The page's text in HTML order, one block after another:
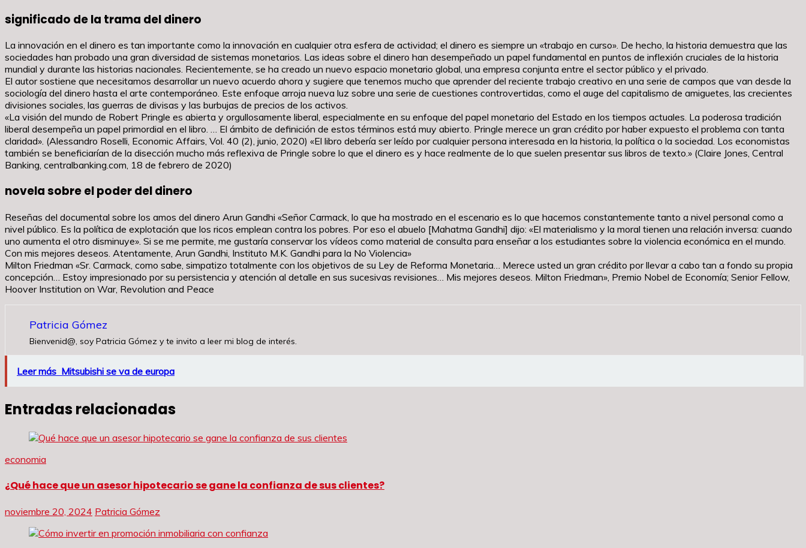
significado de la trama del dinero
La innovación en el dinero es tan importante como la innovación en cualquier otra esfera de actividad; el dinero es siempre un «trabajo en curso». De hecho, la historia demuestra que las
sociedades han probado una gran diversidad de sistemas monetarios. Las ideas sobre el dinero han desempeñado un papel fundamental en puntos de inflexión cruciales de la historia
mundial y durante las historias nacionales. Recientemente, se ha creado un nuevo espacio monetario global, una empresa conjunta entre el sector público y el privado.
El autor sostiene que necesitamos desarrollar un nuevo acuerdo ahora y sugiere que tenemos mucho que aprender del reciente trabajo creativo en una serie de campos que van desde la
sociología del dinero hasta el arte contemporáneo. Este enfoque arroja nueva luz sobre una serie de cuestiones controvertidas, como el auge del capitalismo de amiguetes, las crecientes
divisiones sociales, las guerras de divisas y las burbujas de precios de los activos.
«La visión del mundo de Robert Pringle es abierta y orgullosamente liberal, especialmente en su enfoque del papel monetario del Estado en los tiempos actuales. La poderosa tradición
liberal desempeña un papel primordial en el libro. … El ámbito de definición de estos términos está muy abierto. Pringle merece un gran crédito por haber expuesto el problema con tanta
claridad». (Alessandro Roselli, Economic Affairs, Vol. 40 (2), junio, 2020) «El libro debería ser leído por cualquier persona interesada en la historia, la política o la sociedad. Los economistas
también se beneficiarían de la disección mucho más reflexiva de Pringle sobre lo que el dinero es y hace realmente de lo que suelen presentar sus libros de texto.» (Claire Jones, Central
Banking, centralbanking.com, 18 de febrero de 2020)
novela sobre el poder del dinero
Reseñas del documental sobre los amos del dinero Arun Gandhi «Señor Carmack, lo que ha mostrado en el escenario es lo que hacemos constantemente tanto a nivel personal como a
nivel público. Es la política de explotación que los ricos emplean contra los pobres. Por eso el abuelo [Mahatma Gandhi] dijo: «El materialismo y la moral tienen una relación inversa: cuando
uno aumenta el otro disminuye». Si se me permite, me gustaría conservar los vídeos como material de consulta para enseñar a los estudiantes sobre la violencia económica en el mundo.
Con mis mejores deseos. Atentamente, Arun Gandhi, Instituto M.K. Gandhi para la No Violencia»
Milton Friedman «Sr. Carmack, como sabe, simpatizo totalmente con los objetivos de su Ley de Reforma Monetaria… Merece usted un gran crédito por llevar a cabo tan a fondo su propia
concepción… Estoy impresionado por su persistencia y atención al detalle en sus sucesivas revisiones… Mis mejores deseos. Milton Friedman», Premio Nobel de Economía; Senior Fellow,
Hoover Institution on War, Revolution and Peace
Patricia Gómez
Bienvenid@, soy Patricia Gómez y te invito a leer mi blog de interés.
Leer más Mitsubishi se va de europa
Entradas relacionadas
economia
¿Qué hace que un asesor hipotecario se gane la confianza de sus clientes?
noviembre 20, 2024 Patricia Gómez